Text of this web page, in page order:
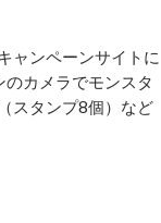
ャンペーンサイトに
カメラでモンスタ
スタンプ8個）など